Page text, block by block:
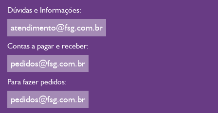
Dúvidas e Informações:
atendimento@fsg.com.br
Contas a pagar e receber:
pedidos@fsg.com.br
Para fazer pedidos:
pedidos@fsg.com.br